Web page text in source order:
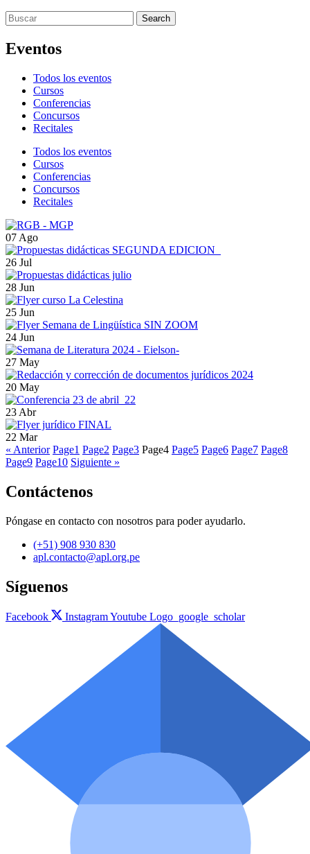
Search
Eventos
Todos los eventos
Cursos
Conferencias
Concursos
Recitales
Todos los eventos
Cursos
Conferencias
Concursos
Recitales
07 Ago
26 Jul
28 Jun
25 Jun
24 Jun
27 May
20 May
23 Abr
22 Mar
« Anterior Page1 Page2 Page3 Page4 Page5 Page6 Page7 Page8
Page9 Page10 Siguiente »
Contáctenos
Póngase en contacto con nosotros para poder ayudarlo.
(+51) 908 930 830
apl.contacto@apl.org.pe
Síguenos
Facebook InstagramYoutube Logo_google_scholar